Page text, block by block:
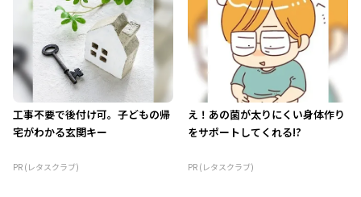
工事不要で後付け可。子どもの帰
宅がわかる玄関キー
PR (レタスクラブ)
え！あの菌が太りにくい身体作り
をサポートしてくれる!?
PR (レタスクラブ)